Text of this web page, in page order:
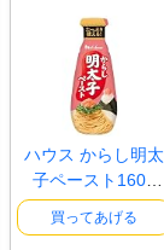
ハウス からし明太
子ペースト160g
【パスタソー..
買ってあげる